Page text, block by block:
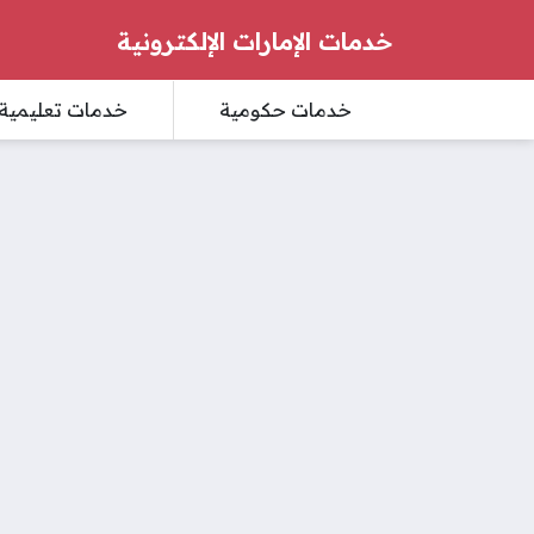
خدمات الإمارات الإلكترونية
خدمات حكومية خدمات تعليمية